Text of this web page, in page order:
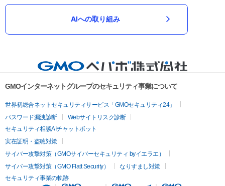
AIへの取り組み
GMOインターネットグループのセキュリティ事業について
世界初総合ネットセキュリティサービス「GMOセキュリティ24」
パスワード漏洩診断
Webサイトリスク診断
セキュリティ相談AIチャットボット
実在証明・盗聴対策
サイバー攻撃対策（GMOサイバーセキュリティ byイエラエ）
サイバー攻撃対策（GMO Flatt Security）
なりすまし対策
セキュリティ事業の軌跡